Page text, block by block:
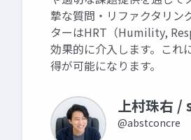
摯な質問・リファクタリン
ターはHRT（Humility,
効果的に介入します。これ
得が可能になります。
上村珠右
@abstconcre